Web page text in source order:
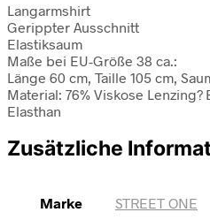
Langarmshirt
Gerippter Ausschnitt
Elastiksaum
Maße bei EU-Größe 38 ca.:
Länge 60 cm, Taille 105 cm,
Material: 76% Viskose Lenzing?
Elasthan
Zusätzliche
Marke STREET ONE